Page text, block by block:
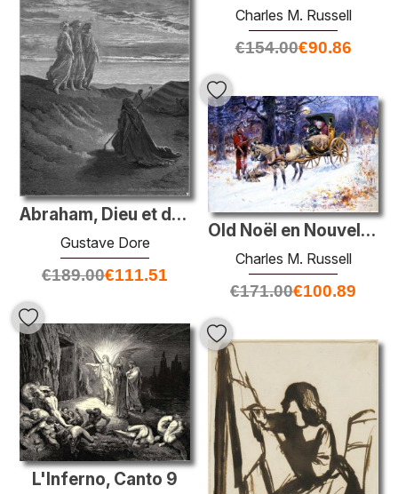
Charles M. Russell
€154.00€90.86
Abraham, Dieu et deux anges
Gustave Dore
€189.00€111.51
Old Noël en Nouvelle-Angleterre
Charles M. Russell
€171.00€100.89
L'Inferno, Canto 9